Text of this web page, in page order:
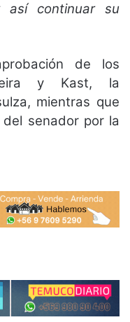
así continuar su
de los
y Kast, la
mientras que
senador por la